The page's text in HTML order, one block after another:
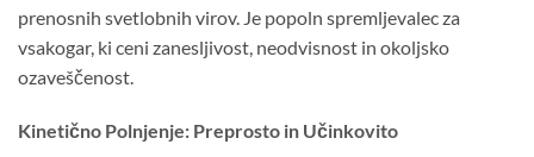
prenosnih svetlobnih virov. Je popoln spremljevalec za
vsakogar, ki ceni zanesljivost, neodvisnost in okoljsko
ozaveščenost.
Kinetično Polnjenje: Preprosto in Učinkovito